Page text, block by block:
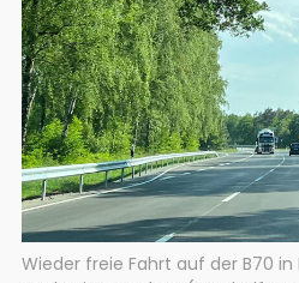
Wieder freie Fahrt auf der B70